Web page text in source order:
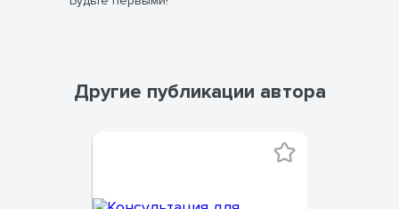
Другие публикации автора